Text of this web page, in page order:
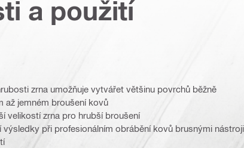
a použití
zrna umožňuje vytvářet většinu povrchů běžně
až jemném broušení kovů
velikostí zrna pro hrubší broušení
při profesionálním obrábění kovů brusnými